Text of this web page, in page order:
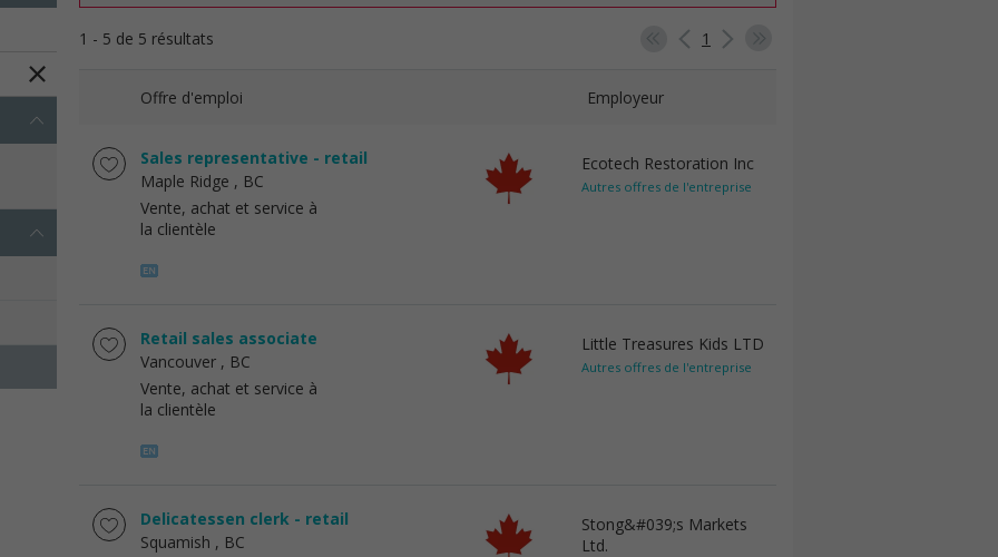
1 - 5 de 5 résultats 1
Offre d'emploi Employeur
Sales representative - retail
Maple Ridge , BC
Vente, achat et service à
la clientèle
Ecotech Restoration Inc
Autres offres de l'entreprise
Retail sales associate
Vancouver , BC
Vente, achat et service à
la clientèle
Little Treasures Kids LTD
Autres offres de l'entreprise
Delicatessen clerk - retail
Squamish , BC
Stong&#039;s Markets
Ltd.